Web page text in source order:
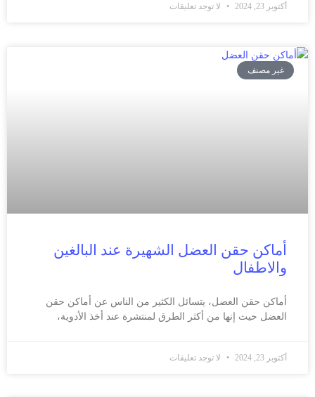
أكتوبر 23, 2024 لا توجد تعليقات
غير مصنف
أماكن حقن العضل الشهيرة عند البالغين
والاطفال
أماكن حقن العضل، يتسائل الكثير من الناس عن أماكن حقن
العضل حيث إنها من أكثر الطرق لمنتشرة عند أخذ الأدوية،
أكتوبر 23, 2024 لا توجد تعليقات